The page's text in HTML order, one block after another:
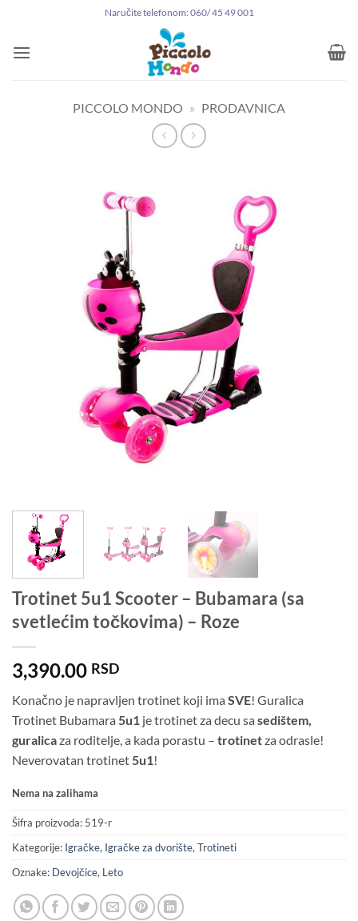
sadržaj
Naručite telefonom: 060/ 45 49 001
PICCOLO MONDO » PRODAVNICA
Trotinet 5u1 Scooter – Bubamara (sa
svetlećim točkovima) – Roze
3,390.00 RSD
Konačno je napravljen trotinet koji ima SVE! Guralica
Trotinet Bubamara 5u1 je trotinet za decu sa sedištem,
guralicaza roditelje, a kada porastu – trotinetza odrasle!
Neverovatan trotinet5u1!
Nema na zalihama
Šifra proizvoda: 519-r
Kategorije: Igračke, Igračke za dvorište, Trotineti
Oznake: Devojčice, Leto